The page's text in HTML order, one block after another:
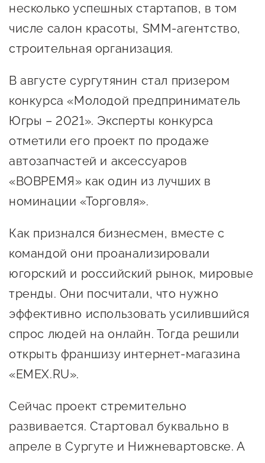
Бизнес Югра"
Меры поддержки
Навигатор по мерам
поддержки
Имущественная поддержка
Консультационная поддержка
Образовательная поддержка
Поддержка креативного и
технологического
предпринимательства
Поддержка социальных
предпринимателей
Поддержка экспортеров
Финансовая поддержка
Меры поддержки в условиях
внешнего санкционного
Центры поддержки
несколько успешных стартапов, в том
числе салон красоты, SMM-агентство,
строительная организация.
В августе сургутянин стал призером
конкурса «Молодой предприниматель
Югры – 2021». Эксперты конкурса
отметили его проект по продаже
автозапчастей и аксессуаров
«ВОВРЕМЯ» как один из лучших в
номинации «Торговля».
Как признался бизнесмен, вместе с
командой они проанализировали
югорский и российский рынок, мировые
тренды. Они посчитали, что нужно
эффективно использовать усилившийся
спрос людей на онлайн. Тогда решили
открыть франшизу интернет-магазина
«EMEX.RU».
Сейчас проект стремительно
развивается. Стартовал буквально в
апреле в Сургуте и Нижневартовске. А